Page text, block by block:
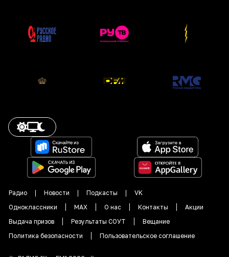
Радио Новости Подкасты
VK
Одноклассники
MAX О нас Контакты
Акции
Выдача призов
Результаты СОУТ
Вещание
Политика безопасности
Пользовательское соглашение